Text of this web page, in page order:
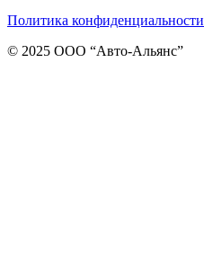
Политика конфиденциальности
© 2025 ООО “Авто-Альянс”